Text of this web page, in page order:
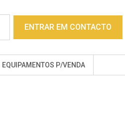
ENTRAR EM CONTACTO
EQUIPAMENTOS P/VENDA